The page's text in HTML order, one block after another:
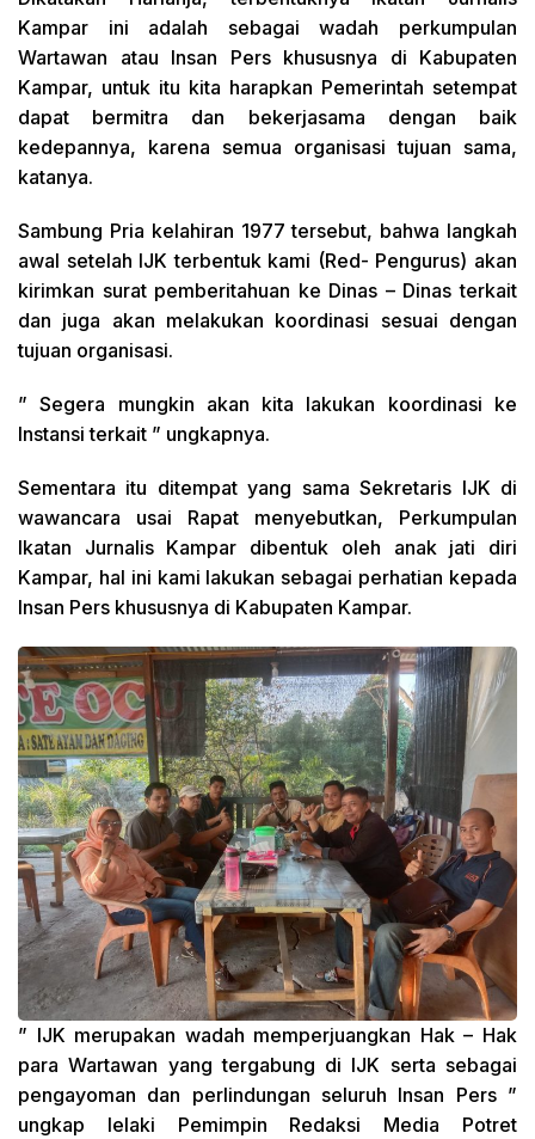
Kampar ini adalah sebagai wadah perkumpulan
Wartawan atau Insan Pers khususnya di Kabupaten
Kampar, untuk itu kita harapkan Pemerintah setempat
dapat bermitra dan bekerjasama dengan baik
kedepannya, karena semua organisasi tujuan sama,
katanya.
Sambung Pria kelahiran 1977 tersebut, bahwa langkah
awal setelah IJK terbentuk kami (Red- Pengurus) akan
kirimkan surat pemberitahuan ke Dinas – Dinas terkait
dan juga akan melakukan koordinasi sesuai dengan
tujuan organisasi.
” Segera mungkin akan kita lakukan koordinasi ke
Instansi terkait ” ungkapnya.
Sementara itu ditempat yang sama Sekretaris IJK di
wawancara usai Rapat menyebutkan, Perkumpulan
Ikatan Jurnalis Kampar dibentuk oleh anak jati diri
Kampar, hal ini kami lakukan sebagai perhatian kepada
Insan Pers khususnya di Kabupaten Kampar.
” IJK merupakan wadah memperjuangkan Hak – Hak
para Wartawan yang tergabung di IJK serta sebagai
pengayoman dan perlindungan seluruh Insan Pers ”
ungkap lelaki Pemimpin Redaksi Media Potret